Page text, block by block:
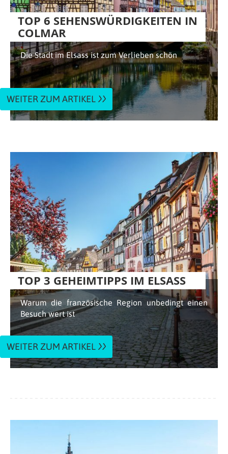
TOP 6 SEHENSWÜRDIGKEITEN IN
COLMAR
Die Stadt im Elsass ist zum Verlieben schön
WEITER ZUM ARTIKEL
TOP 3 GEHEIMTIPPS IM ELSASS
Warum die französische Region unbedingt einen
Besuch wert ist
WEITER ZUM ARTIKEL